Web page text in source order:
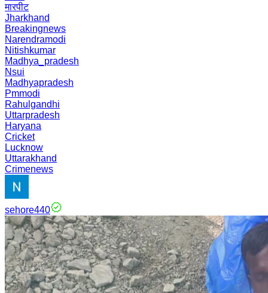
मारपीट
Jharkhand
Breakingnews
Narendramodi
Nitishkumar
Madhya_pradesh
Nsui
Madhyapradesh
Pmmodi
Rahulgandhi
Uttarpradesh
Haryana
Cricket
Lucknow
Uttarakhand
Crimenews
sehore440